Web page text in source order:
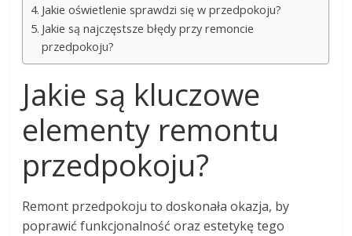
Jakie oświetlenie sprawdzi się w przedpokoju?
Jakie są najczęstsze błędy przy remoncie
przedpokoju?
Jakie są kluczowe
elementy remontu
przedpokoju?
Remont przedpokoju to doskonała okazja, by
poprawić funkcjonalność oraz estetykę tego